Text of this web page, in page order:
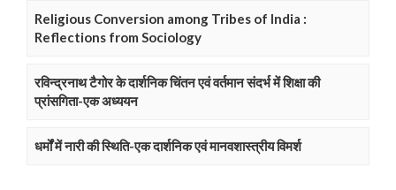
Religious Conversion among Tribes of India :
Reflections from Sociology
रविन्द्रनाथ टैगोर के दार्शनिक चिंतन एवं वर्तमान संदर्भ में शिक्षा की
प्रांसगिता-एक अध्ययन
धर्मों में नारी की स्थिति-एक दार्शनिक एवं मानवशास्त्रीय विमर्श